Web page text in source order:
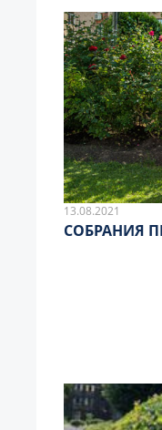
13.08.2021
СОБРАНИЯ